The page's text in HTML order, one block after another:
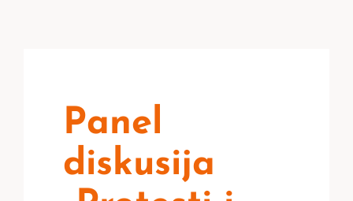
Panel
diskusija